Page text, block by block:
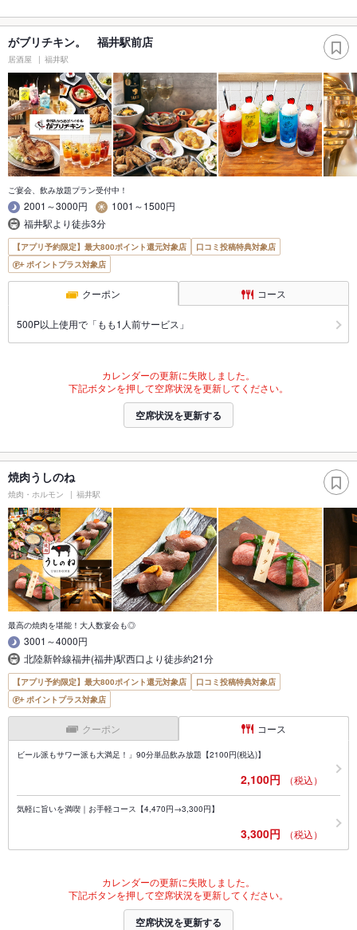
がブリチキン。 福井駅前店
居酒屋 福井駅
ご宴会、飲み放題プラン受付中！
2001～3000円
1001～1500円
福井駅より徒歩3分
【アプリ予約限定】最大800ポイント還元対象店
口コミ投稿特典対象店
ポイントプラス対象店
クーポン コース
500P以上使用で「もも1人前サービス」
カレンダーの更新に失敗しました。
下記ボタンを押して空席状況を更新してください。
空席状況を更新する
焼肉うしのね
焼肉・ホルモン 福井駅
最高の焼肉を堪能！大人数宴会も◎
3001～4000円
北陸新幹線福井(福井)駅西口より徒歩約21分
【アプリ予約限定】最大800ポイント還元対象店
口コミ投稿特典対象店
ポイントプラス対象店
クーポン コース
ビール派もサワー派も大満足！」90分単品飲み放題【2100円(税込)】
2,100円 （税込）
気軽に旨いを満喫｜お手軽コース【4,470円→3,300円】
3,300円 （税込）
カレンダーの更新に失敗しました。
下記ボタンを押して空席状況を更新してください。
空席状況を更新する